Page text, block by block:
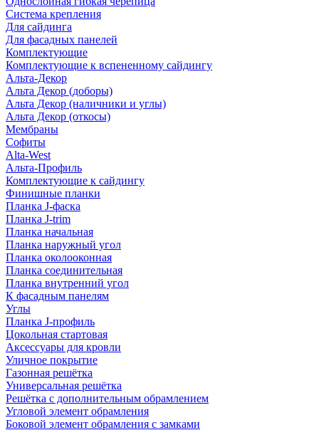
Система крепления
Для сайдинга
Для фасадных панелей
Комплектующие
Комплектующие к вспененному сайдингу
Альта-Декор
Альта Декор (доборы)
Альта Декор (наличники и углы)
Альта Декор (откосы)
Мембраны
Софиты
Alta-West
Альта-Профиль
Комплектующие к сайдингу
Финишные планки
Планка J-фаска
Планка J-trim
Планка начальная
Планка наружный угол
Планка околооконная
Планка соединительная
Планка внутренний угол
К фасадным панелям
Углы
Планка J-профиль
Цокольная стартовая
Аксессуары для кровли
Уличное покрытие
Газонная решётка
Универсальная решётка
Решётка с дополнительным обрамлением
Угловой элемент обрамления
Боковой элемент обрамления с замками